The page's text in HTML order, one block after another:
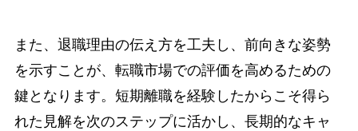
また、退職理由の伝え方を工夫し、前向きな姿勢
を示すことが、転職市場での評価を高めるための
鍵となります。短期離職を経験したからこそ得ら
れた見解を次のステップに活かし、長期的なキャ